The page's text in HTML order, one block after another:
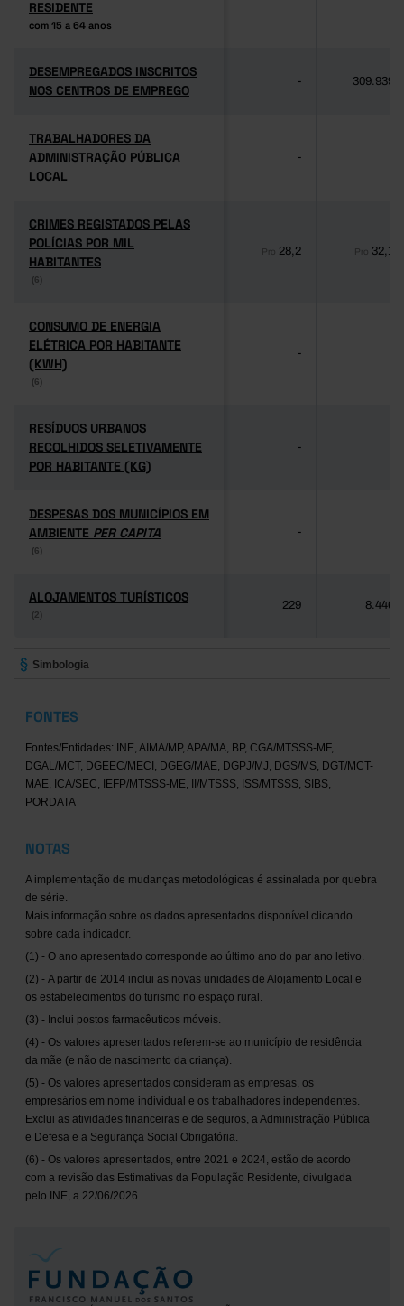
RESIDENTE
com 15 a 64 anos
RESIDENTE
com 15 a 64 anos
DESEMPREGADOS INSCRITOS
NOS CENTROS DE EMPREGO
DESEMPREGADOS INSCRITOS
NOS CENTROS DE EMPREGO
- 309.939
TRABALHADORES DA
ADMINISTRAÇÃO PÚBLICA
LOCAL
TRABALHADORES DA
ADMINISTRAÇÃO PÚBLICA
LOCAL
-
CRIMES REGISTADOS PELAS
POLÍCIAS POR MIL
HABITANTES
(6)
CRIMES REGISTADOS PELAS
POLÍCIAS POR MIL
HABITANTES
(6)
Pro 28,2 Pro 32,1
CONSUMO DE ENERGIA
ELÉTRICA POR HABITANTE
(KWH)
(6)
CONSUMO DE ENERGIA
ELÉTRICA POR HABITANTE
(KWH)
(6)
-
RESÍDUOS URBANOS
RECOLHIDOS SELETIVAMENTE
POR HABITANTE (KG)
RESÍDUOS URBANOS
RECOLHIDOS SELETIVAMENTE
POR HABITANTE (KG)
-
DESPESAS DOS MUNICÍPIOS EM
AMBIENTE PER CAPITA
(6)
DESPESAS DOS MUNICÍPIOS EM
AMBIENTE PER CAPITA
(6)
-
ALOJAMENTOS TURÍSTICOS
(2)
ALOJAMENTOS TURÍSTICOS
(2)
229 8.446
Simbologia
FONTES
Fontes/Entidades: INE, AIMA/MP, APA/MA, BP, CGA/MTSSS-MF,
DGAL/MCT, DGEEC/MECI, DGEG/MAE, DGPJ/MJ, DGS/MS, DGT/MCT-
MAE, ICA/SEC, IEFP/MTSSS-ME, II/MTSSS, ISS/MTSSS, SIBS,
PORDATA
NOTAS
A implementação de mudanças metodológicas é assinalada por quebra
de série.
Mais informação sobre os dados apresentados disponível clicando
sobre cada indicador.
(1) - O ano apresentado corresponde ao último ano do par ano letivo.
(2) - A partir de 2014 inclui as novas unidades de Alojamento Local e
os estabelecimentos do turismo no espaço rural.
(3) - Inclui postos farmacêuticos móveis.
(4) - Os valores apresentados referem-se ao município de residência
da mãe (e não de nascimento da criança).
(5) - Os valores apresentados consideram as empresas, os
empresários em nome individual e os trabalhadores independentes.
Exclui as atividades financeiras e de seguros, a Administração Pública
e Defesa e a Segurança Social Obrigatória.
(6) - Os valores apresentados, entre 2021 e 2024, estão de acordo
com a revisão das Estimativas da População Residente, divulgada
pelo INE, a 22/06/2026.